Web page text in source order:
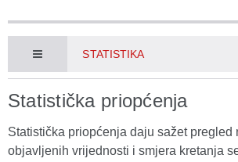
STATISTIKA
Statistička priopćenja
Statistička priopćenja daju sažet pregled
objavljenih vrijednosti i smjera kretanja